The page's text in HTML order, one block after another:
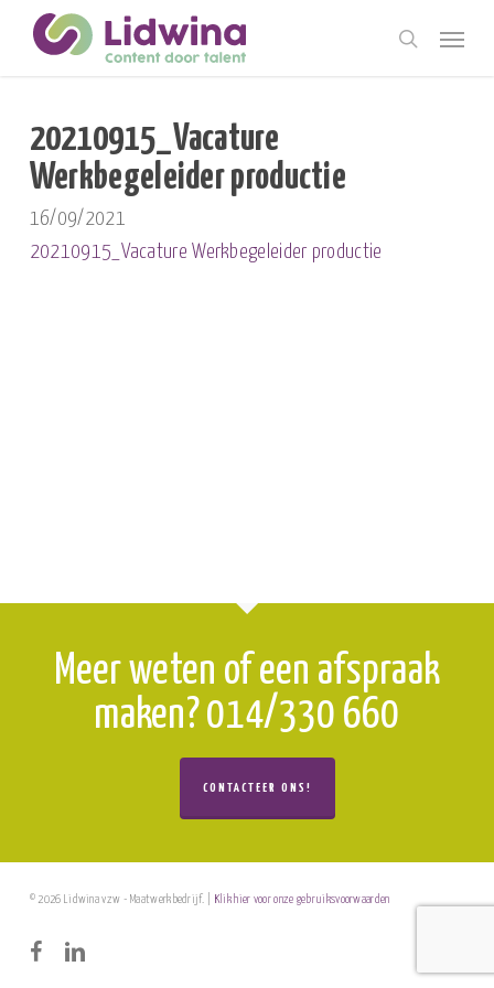
search
20210915_Vacature
Werkbegeleider productie
16/09/2021
20210915_Vacature Werkbegeleider productie
Meer weten of een afspraak
maken? 014/330 660
CONTACTEER ONS!
© 2026 Lidwina vzw - Maatwerkbedrijf. | Klik hier voor onze gebruiksvoorwaarden
facebooklinkedin